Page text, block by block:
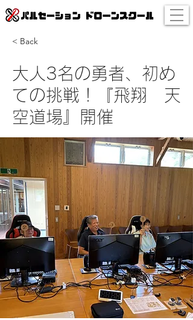
< Back
大人3名の勇者、初め
ての挑戦！『飛翔 天
空道場』開催